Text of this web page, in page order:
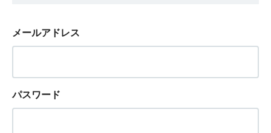
メールアドレス
パスワード